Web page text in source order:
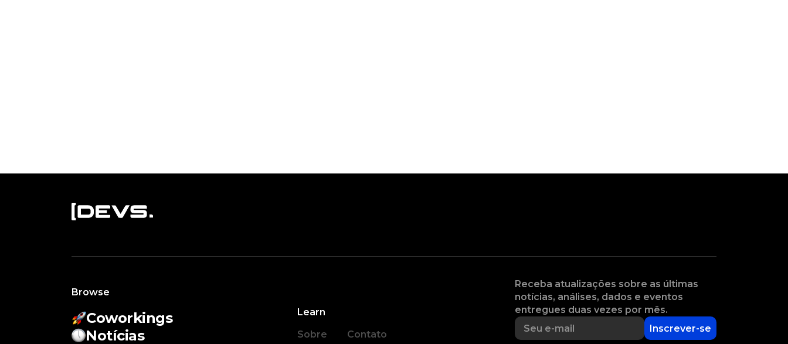
Browse
Coworkings
Notícias
Learn
Sobre
Contato
Receba atualizações sobre as últimas
notícias, análises, dados e eventos
entregues duas vezes por mês.
Inscrever-se